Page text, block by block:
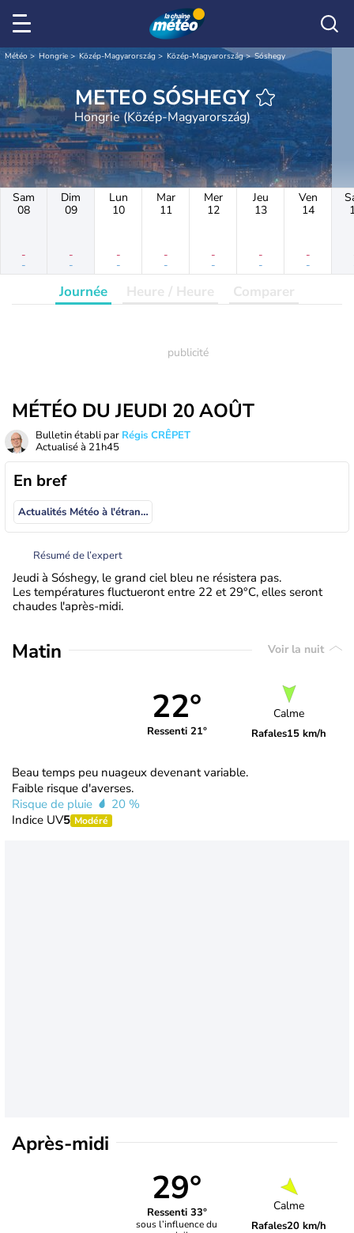
Météo Hongrie Közép-Magyarország Közép-Magyarország Sóshegy
METEO SÓSHEGY
Hongrie (Közép-Magyarország)
Sam
08
-
-
Dim
09
-
-
Lun
10
-
-
Mar
11
-
-
Mer
12
-
-
Jeu
13
-
-
Ven
14
-
-
Journée Heure / Heure Comparer
MÉTÉO DU JEUDI 20 AOÛT
Bulletin établi par Régis CRÊPET
Actualisé à 21h45
En bref
Actualités Météo à l'étranger
Résumé de l’expert
Jeudi à Sóshegy, le grand ciel bleu ne résistera pas.
Les températures fluctueront entre 22 et 29°C, elles seront
chaudes l'après-midi.
Matin Voir la nuit
22°
Ressenti 21°
Calme
Rafales15 km/h
Beau temps peu nuageux devenant variable.
Faible risque d'averses.
Risque de pluie
20 %
Indice UV5 Modéré
Après-midi
29°
Ressenti 33°
sous l’influence du
Calme
Rafales20 km/h